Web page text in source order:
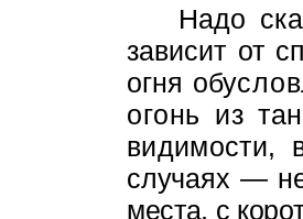
Надо
зависит от
огня обу­
огонь из
видимости,
случаях —
места, с